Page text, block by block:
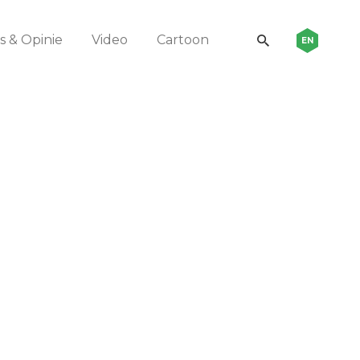
& Opinie Video Cartoon EN